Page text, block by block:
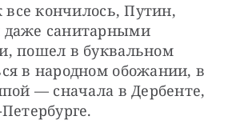
все кончилось, Путин,
даже санитарными
пошел в буквальном
в народном обожании, в
— сначала в Дербенте,